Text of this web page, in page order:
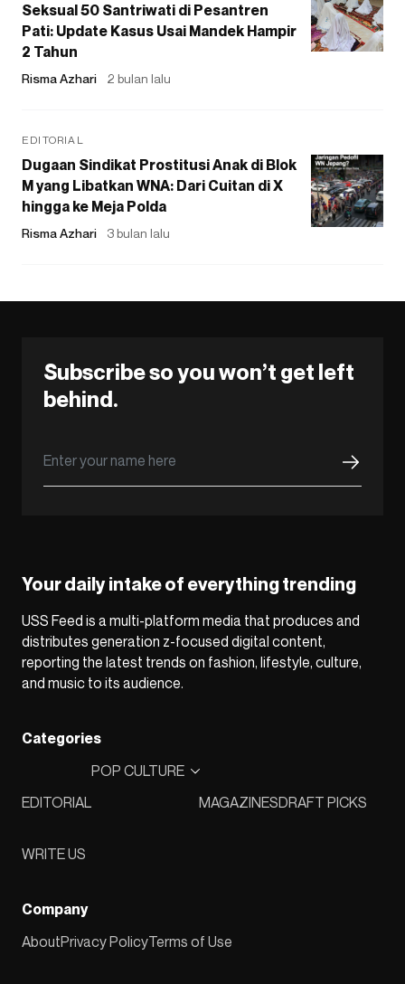
Seksual 50 Santriwati di Pesantren
Pati: Update Kasus Usai Mandek Hampir
2 Tahun
Risma Azhari 2 bulan lalu
EDITORIAL
Dugaan Sindikat Prostitusi Anak di Blok
M yang Libatkan WNA: Dari Cuitan di X
hingga ke Meja Polda
Risma Azhari 3 bulan lalu
Subscribe so you won’t get left
behind.
Your daily intake of everything trending
USS Feed is a multi-platform media that produces and
distributes generation z-focused digital content,
reporting the latest trends on fashion, lifestyle, culture,
and music to its audience.
Categories
EDITORIAL
POP CULTURE
MAGAZINESDRAFT PICKS
WRITE US
Company
AboutPrivacy PolicyTerms of Use